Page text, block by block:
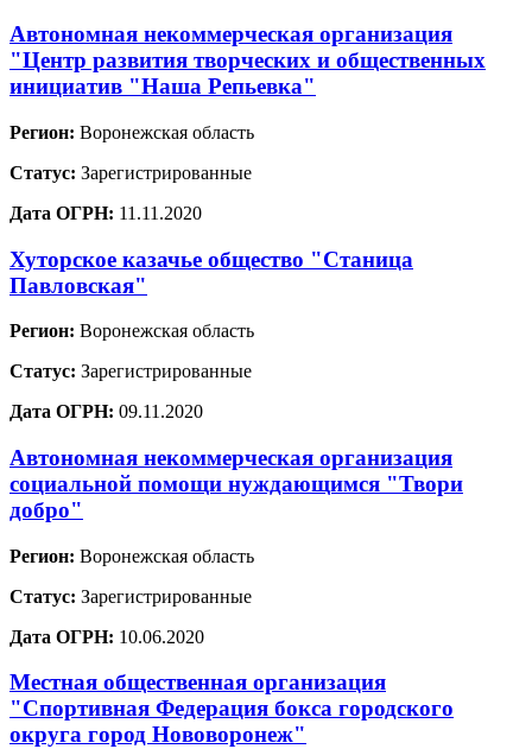
Автономная некоммерческая организация
"Центр развития творческих и общественных
инициатив "Наша Репьевка"
Регион: Воронежская область
Статус: Зарегистрированные
Дата ОГРН: 11.11.2020
Хуторское казачье общество "Станица
Павловская"
Регион: Воронежская область
Статус: Зарегистрированные
Дата ОГРН: 09.11.2020
Автономная некоммерческая организация
социальной помощи нуждающимся "Твори
добро"
Регион: Воронежская область
Статус: Зарегистрированные
Дата ОГРН: 10.06.2020
Местная общественная организация
"Спортивная Федерация бокса городского
округа город Нововоронеж"